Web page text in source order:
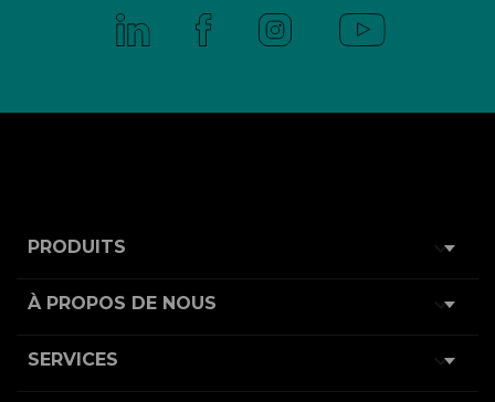
PRODUITS 
À PROPOS DE NOUS 
SERVICES 